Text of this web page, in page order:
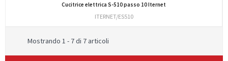
Cucitrice elettrica S-510 passo 10 Iternet
ITERNET/ES510
Mostrando 1 - 7 di 7 articoli